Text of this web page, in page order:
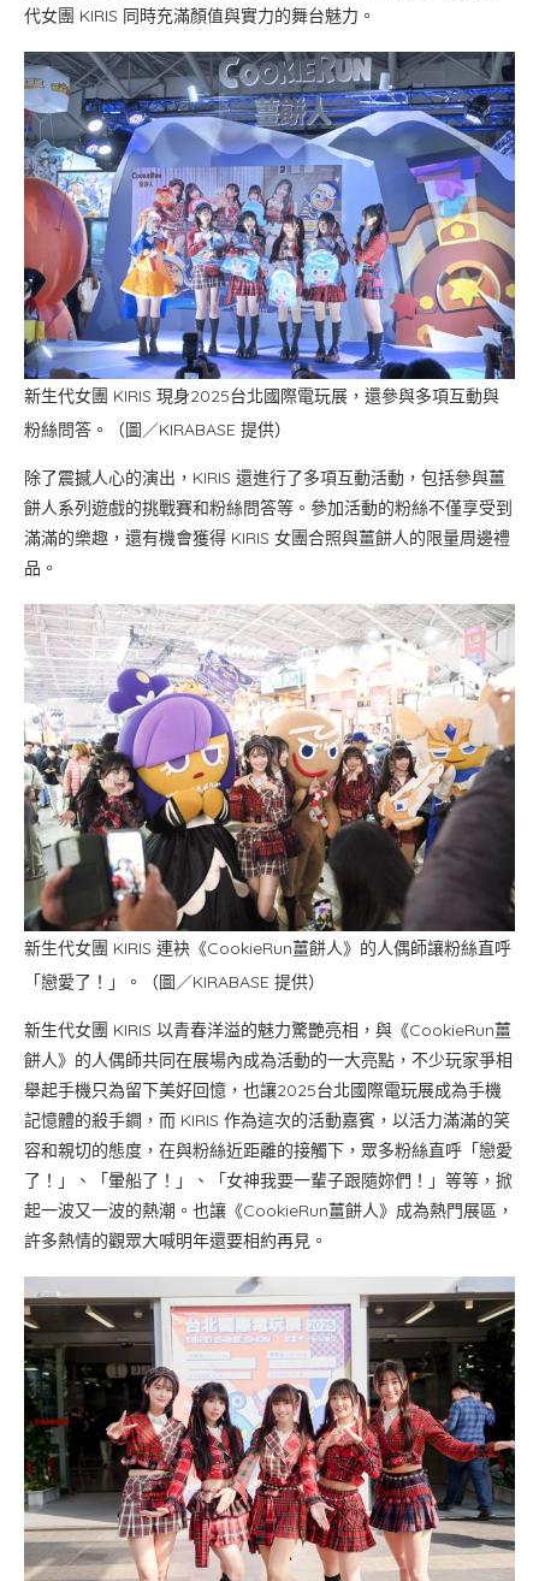
代女團 KIRIS 同時充滿顏值與實力的舞台魅力。
新生代女團 KIRIS 現身2025台北國際電玩展，還參與多項互動與
粉絲問答。（圖／KIRABASE 提供）
除了震撼人心的演出，KIRIS 還進行了多項互動活動，包括參與薑
餅人系列遊戲的挑戰賽和粉絲問答等。參加活動的粉絲不僅享受到
滿滿的樂趣，還有機會獲得 KIRIS 女團合照與薑餅人的限量周邊禮
品。
新生代女團 KIRIS 連袂《CookieRun薑餅人》的人偶師讓粉絲直呼
「戀愛了！」。（圖／KIRABASE 提供）
新生代女團 KIRIS 以青春洋溢的魅力驚艷亮相，與《CookieRun薑
餅人》的人偶師共同在展場內成為活動的一大亮點，不少玩家爭相
舉起手機只為留下美好回憶，也讓2025台北國際電玩展成為手機
記憶體的殺手鐧，而 KIRIS 作為這次的活動嘉賓，以活力滿滿的笑
容和親切的態度，在與粉絲近距離的接觸下，眾多粉絲直呼「戀愛
了！」、「暈船了！」、「女神我要一輩子跟隨妳們！」等等，掀
起一波又一波的熱潮。也讓《CookieRun薑餅人》成為熱門展區，
許多熱情的觀眾大喊明年還要相約再見。